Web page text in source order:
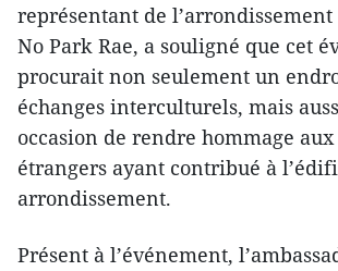
représentant de l’arrondissement
No Park Rae, a souligné que cet
procurait non seulement un
échanges interculturels, mais
occasion de rendre hommage
étrangers ayant contribué à
arrondissement.
Présent à l’événement,